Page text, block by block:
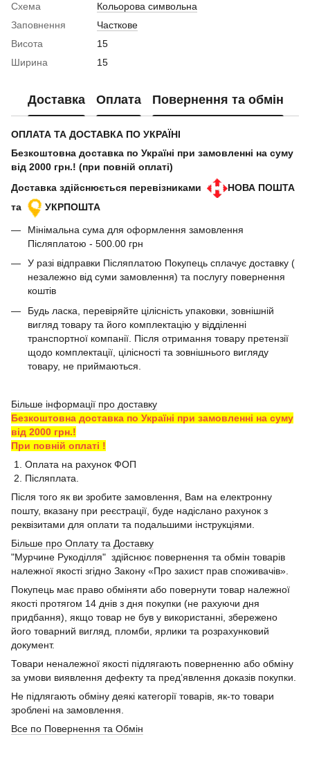
Схема
Кольорова символьна
Заповнення
Часткове
Висота
15
Ширина
15
Доставка Оплата Повернення та обмін
ОПЛАТА ТА ДОСТАВКА ПО УКРАЇНІ
Безкоштовна доставка по Україні при замовленні на суму
від 2000 грн.! (при повній оплаті)
Доставка здійснюється перевізниками
НОВА ПОШТА
та
УКРПОШТА
Мінімальна сума для оформлення замовлення
Післяплатою - 500.00 грн
У разі відправки Післяплатою Покупець сплачує доставку (
незалежно від суми замовлення) та послугу повернення
коштів
Будь ласка, перевіряйте цілісність упаковки, зовнішній
вигляд товару та його комплектацію у відділенні
транспортної компанії. Після отримання товару претензії
щодо комплектації, цілісності та зовнішнього вигляду
товару, не приймаються.
Більше інформації про доставку
Безкоштовна доставка по Україні при замовленні на суму
від 2000 грн.!
При повній оплаті !
1. Оплата на рахунок ФОП
2. Післяплата.
Після того як ви зробите замовлення, Вам на електронну
пошту, вказану при реєстрації, буде надіслано рахунок з
реквізитами для оплати та подальшими інструкціями.
Більше про Оплату та Доставку
"Мурчине Рукоділля" здійснює повернення та обмін товарів
належної якості згідно Закону «Про захист прав споживачів».
Покупець має право обміняти або повернути товар належної
якості протягом 14 днів з дня покупки (не рахуючи дня
придбання), якщо товар не був у використанні, збережено
його товарний вигляд, пломби, ярлики та розрахунковий
документ.
Товари неналежної якості підлягають поверненню або обміну
за умови виявлення дефекту та пред’явлення доказів покупки.
Не підлягають обміну деякі категорії товарів, як-то товари
зроблені на замовлення.
Все по Повернення та Обмін